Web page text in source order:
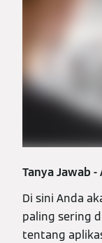
Tanya Jawab -
Di sini Anda
paling sering
tentang